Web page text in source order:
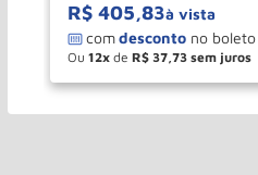
R$ 405,83à vista
Ou 12 de R$ 37,73
＋
－